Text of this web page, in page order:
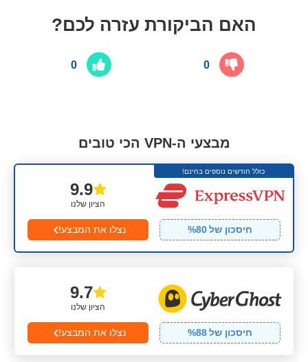
האם הביקורת עזרה לכם?
0 0
מבצעי ה-VPN הכי טובים
כולל חודשים נוספים בחינם!
הציון שלנו
9.9
חיסכון של80
% נצלו את המבצע!
הציון שלנו
9.7
חיסכון של88
% נצלו את המבצע!